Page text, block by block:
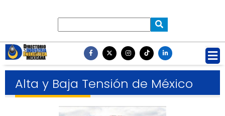
Alta y Baja Tensión de México